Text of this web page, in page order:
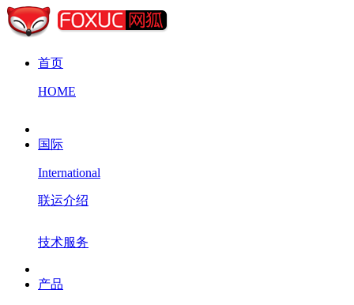
首页
HOME
国际
International
联运介绍
技术服务
产品